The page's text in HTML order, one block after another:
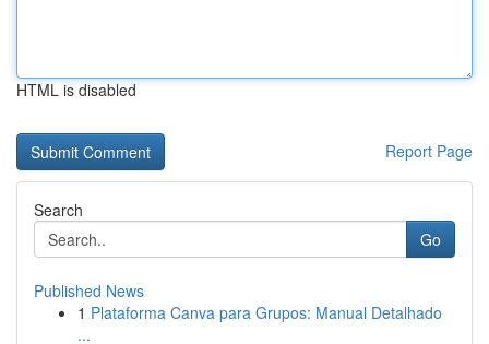
HTML is disabled
Report Page
Search
Go
Published News
1 Plataforma Canva para Grupos: Manual Detalhado
...